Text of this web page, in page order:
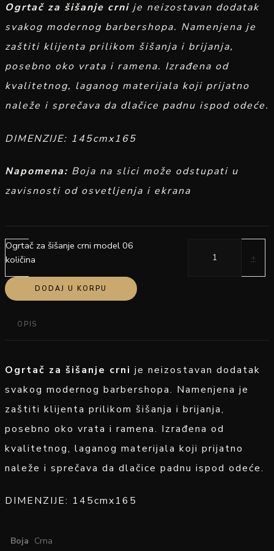
Ogrtač za šišanje crni je neizostavan dodatak
svakog modernog barbershopa. Namenjena je
zaštiti klijenta prilikom šišanja i brijanja,
posebno oko vrata i ramena. Izrađena od
kvalitetnog, laganog materijala koji prijatno
naleže i sprečava da dlačice padnu ispod odeće.
DIMENZIJE: 145cmx165
Napomena: Boja na slici može odstupati u
zavisnosti od osvetljenja i ekrana
-
Ogrtač za šišanje crni model 06
količina
+
DODAJ U KORPU
OPIS
Ogrtač za šišanje crni je neizostavan dodatak
svakog modernog barbershopa. Namenjena je
zaštiti klijenta prilikom šišanja i brijanja,
posebno oko vrata i ramena. Izrađena od
kvalitetnog, laganog materijala koji prijatno
naleže i sprečava da dlačice padnu ispod odeće.
DIMENZIJE: 145cmx165
Boja Crna